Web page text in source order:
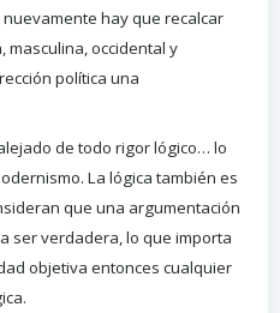
hay que recalcar
occidental y
política una
de todo rigor lógico… lo
La lógica también es
que una argumentación
ser verdadera, lo que importa
objetiva entonces cualquier